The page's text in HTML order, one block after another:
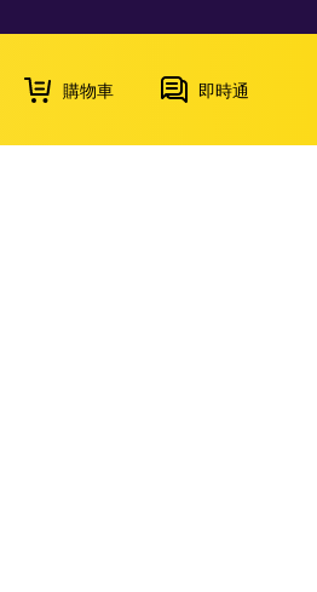
購物車 即時通